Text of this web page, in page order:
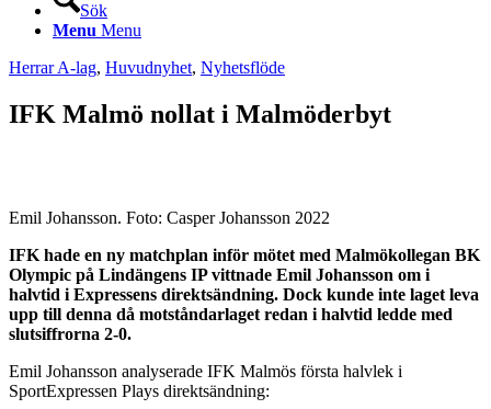
Sök
Menu Menu
Herrar A-lag, Huvudnyhet, Nyhetsflöde
IFK Malmö nollat i Malmöderbyt
Emil Johansson. Foto: Casper Johansson 2022
IFK hade en ny matchplan inför mötet med Malmökollegan BK
Olympic på Lindängens IP vittnade Emil Johansson om i
halvtid i Expressens direktsändning. Dock kunde inte laget leva
upp till denna då motståndarlaget redan i halvtid ledde med
slutsiffrorna 2-0.
Emil Johansson analyserade IFK Malmös första halvlek i
SportExpressen Plays direktsändning: